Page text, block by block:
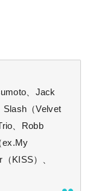
、Jack
Slash（Velvet
、Robb
ex.My
KISS）、